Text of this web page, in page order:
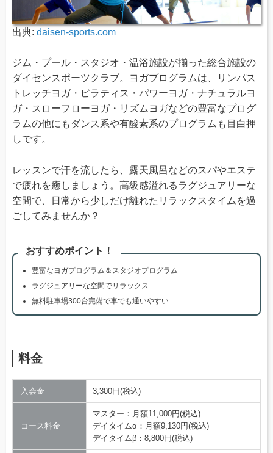
出典: daisen-sports.com
ジム・プール・スタジオ・温浴施設が揃った総合施設の
ダイセンスポーツクラブ。ヨガプログラムは、リンパス
トレッチヨガ・ピラティス・パワーヨガ・ナチュラルヨ
ガ・スローフローヨガ・リズムヨガなどの豊富なプログ
ラムの他にもダンス系や有酸素系のプログラムも目白押
しです。
レッスンで汗を流したら、露天風呂などのスパやエステ
で疲れを癒しましょう。高級感溢れるラグジュアリーな
空間で、日常から少しだけ離れたリラックスタイムを過
ごしてみませんか？
おすすめポイント！
豊富なヨガプログラム＆スタジオプログラム
ラグジュアリーな空間でリラックス
無料駐車場300台完備で車でも通いやすい
料金
入会金 3,300円(税込)
コース料金
マスター：月額11,000円(税込)
デイタイムα：月額9,130円(税込)
デイタイムβ：8,800円(税込)